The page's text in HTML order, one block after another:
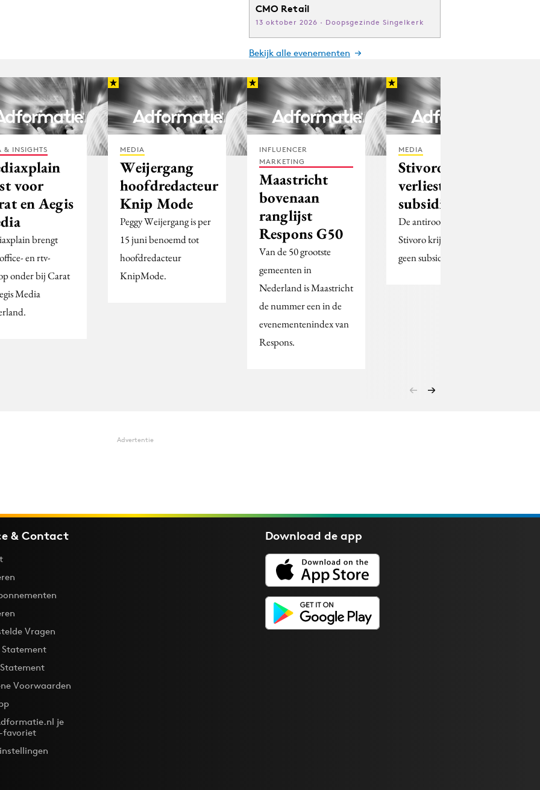
CMO Retail
13 oktober 2026 · Doopsgezinde Singelkerk
Bekijk alle evenementen
& INSIGHTS
voor
en Aegis
brengt
en rtv-
onder bij Carat
Media
MEDIA
Weijergang
hoofdredacteur
Knip Mode
Peggy Weijergang is per
15 juni benoemd tot
hoofdredacteur
KnipMode.
INFLUENCER
MARKETING
Maastricht
bovenaan
ranglijst
Respons G50
Van de 50 grootste
gemeenten in
Nederland is Maastricht
de nummer een in de
evenementenindex van
Respons.
MEDIA
Stivoro
verliest
subsidie
De antirookorganisatie
Stivoro krijgt vanaf 2013
geen subsidie meer.
Advertentie
& Contact
Vragen
Statement
Voorwaarden
je
favoriet
Download deapp